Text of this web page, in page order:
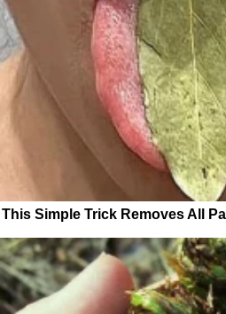
This Simple Trick Removes All